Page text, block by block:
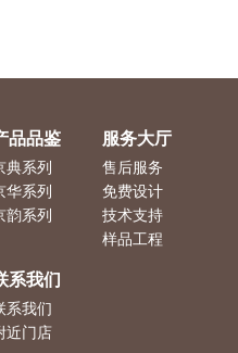
品品鉴
典系列
华系列
韵系列
服务大厅
售后服务
免费设计
技术支持
样品工程
系我们
系我们
近门店